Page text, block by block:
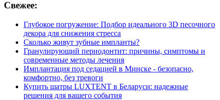
Свежее:
Глубокое погружение: Подбор идеального 3D песочного
декора для снижения стресса
Сколько живут зубные импланты?
Гранулирующий периодонтит: причины, симптомы и
современные методы лечения
Имплантация под седацией в Минске - безопасно,
комфортно, без тревоги
Купить шатры LUXTENT в Беларуси: надежные
решения для вашего события